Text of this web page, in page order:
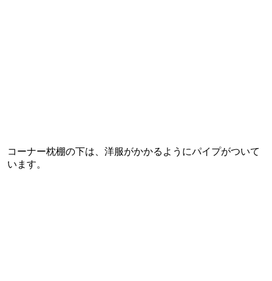
コーナー枕棚の下は、洋服がかかるようにパイプがついて
います。